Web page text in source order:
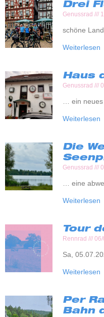
Drei
Genussrad
schöne
Weiterlesen
Haus
Genussrad
… ein neues
Weiterlesen
Die
Genussrad
… eine
Weiterlesen
Tour
Rennrad
Sa,
Weiterlesen
Per
Bahn